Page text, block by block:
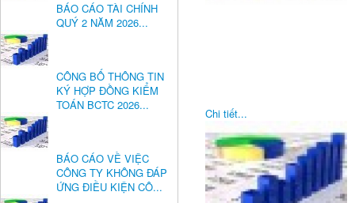
BÁO CÁO TÀI CHÍNH
QUÝ 2 NĂM 2026...
CÔNG BỐ THÔNG TIN
KÝ HỢP ĐỒNG KIỂM
TOÁN BCTC 2026...
BÁO CÁO VỀ VIỆC
CÔNG TY KHÔNG ĐÁP
ỨNG ĐIỀU KIỆN CÔ...
Chi tiết...